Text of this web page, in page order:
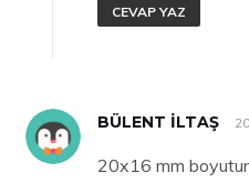
CEVAP YAZ
BÜLENT ILTAŞ
20x16 mm